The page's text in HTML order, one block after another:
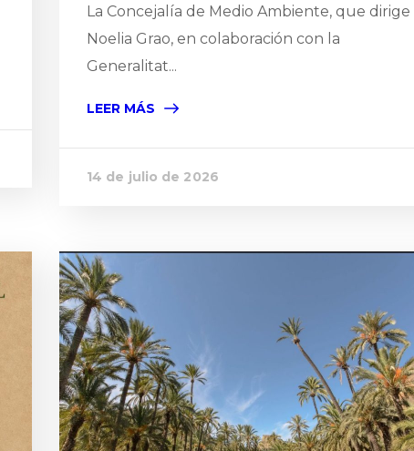
La Concejalía de Medio Ambiente, que dirige
Noelia Grao, en colaboración con la
Generalitat...
LEER MÁS
14 de julio de 2026